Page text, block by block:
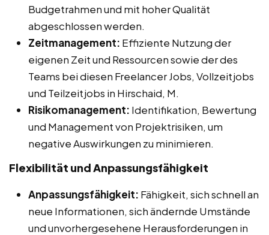
Budgetrahmen und mit hoher Qualität
abgeschlossen werden.
Zeitmanagement: Effiziente Nutzung der
eigenen Zeit und Ressourcen sowie der des
Teams bei diesen Freelancer Jobs, Vollzeitjobs
und Teilzeitjobs in Hirschaid, M.
Risikomanagement: Identifikation, Bewertung
und Management von Projektrisiken, um
negative Auswirkungen zu minimieren.
Flexibilität und Anpassungsfähigkeit
Anpassungsfähigkeit: Fähigkeit, sich schnell an
neue Informationen, sich ändernde Umstände
und unvorhergesehene Herausforderungen in